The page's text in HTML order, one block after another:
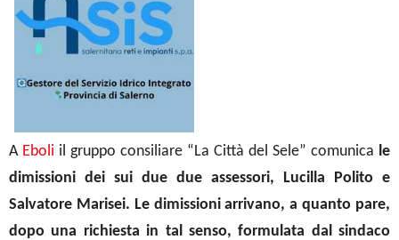
A Eboli il gruppo consiliare “La Città del Sele” comunica le
dimissioni dei sui due due assessori, Lucilla Polito e
Salvatore Marisei. Le dimissioni arrivano, a quanto pare,
dopo una richiesta in tal senso, formulata dal sindaco